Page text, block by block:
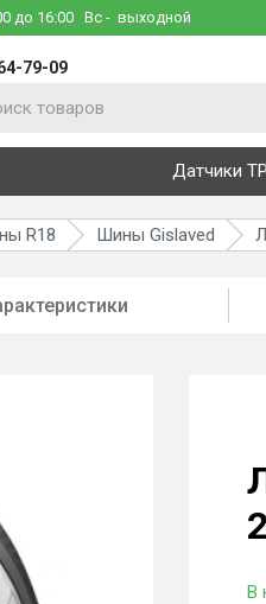
до 16:00 Вс - выходной
79-09
Датчики
R18 Шины Gislaved
В